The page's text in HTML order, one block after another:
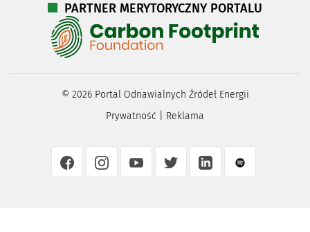
PARTNER MERYTORYCZNY PORTALU
© 2026Portal Odnawialnych Źródeł Energii
Prywatność
Reklama